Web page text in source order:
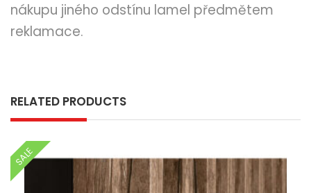
nákupu jiného odstínu lamel předmětem
reklamace.
RELATED PRODUCTS
SALE